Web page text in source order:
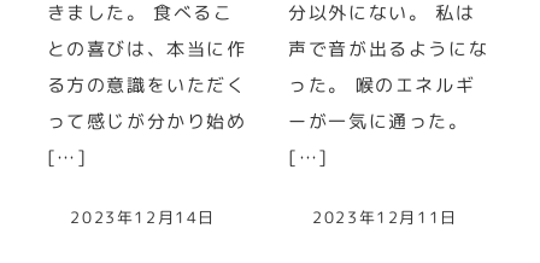
きました。 食べるこ
との喜びは、本当に作
る方の意識をいただく
って感じが分かり始め
[…]
2023年12月14日
分以外にない。 私は
声で音が出るようにな
った。 喉のエネルギ
ーが一気に通った。
[…]
2023年12月11日